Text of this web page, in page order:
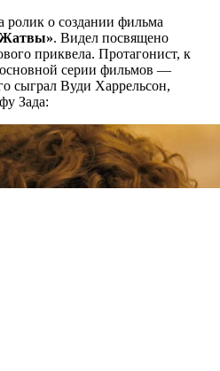
ролик о создании фильма
Жатвы». Видел посвящено
приквела. Протагонист, к
серии фильмов —
сыграл Вуди Харрельсон,
Зада: